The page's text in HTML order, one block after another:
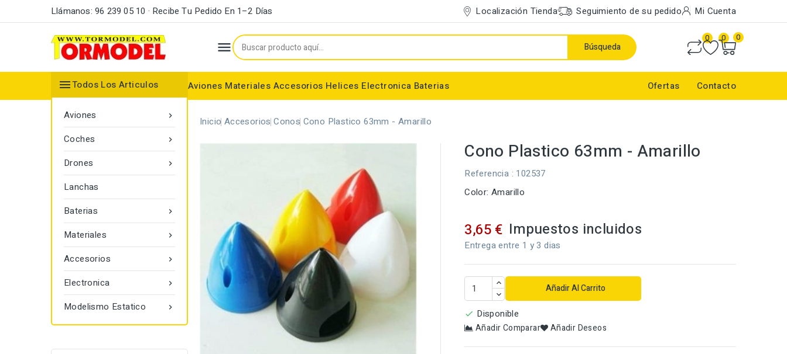
Llámanos: 96 239 05 10 · Recibe Tu Pedido En 1–2 Días Localización Tienda Seguimiento de su pedido Mi Cuenta
 Búsqueda
0 0 0
Aviones Materiales Accesorios Helices Electronica Baterias Ofertas Contacto
Todos Los Articulos

Aviones

Coches

Drones
Lanchas

Baterias

Materiales

Accesorios

Electronica

Modelismo Estatico
Inicio Accesorios Conos Cono Plastico 63mm - Amarillo
Cono Plastico 63mm - Amarillo
Referencia : 102537
Color: Amarillo
3,65 € Impuestos incluidos
Entrega entre 1 y 3 dias
Añadir Al Carrito
 Disponible
Añadir Comparar Añadir Deseos